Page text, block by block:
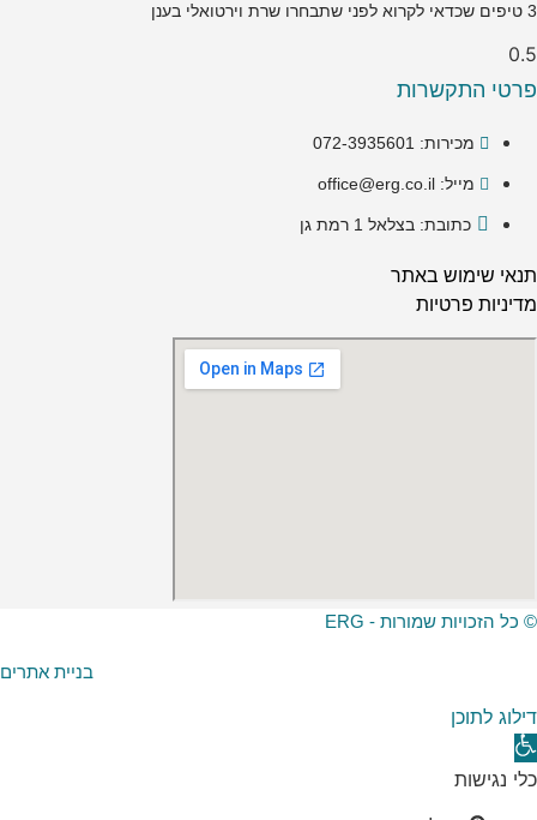
3 טיפים שכדאי לקרוא לפני שתבחרו שרת וירטואלי בענן
פרטי התקשרות
מכירות: 072-3935601
מייל: office@erg.co.il
כתובת: בצלאל 1 רמת גן
תנאי שימוש באתר
מדיניות פרטיות
© כל הזכויות שמורות - ERG
בניית אתרים
דילוג לתוכן
פתח
סרגל
נגישות
כלי נגישות